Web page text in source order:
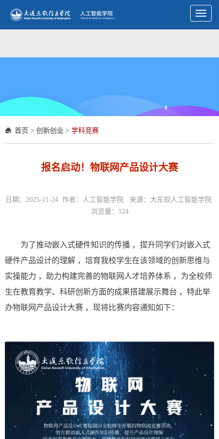
Toggle
首页 > 创新创业 > 学科竞赛
报名启动！物联网产品设计大赛
日期：2025-11-24 作者：人工智能学院 来源：大东软人工智能学院
浏览量： 124
为了推动嵌入式硬件知识的传播 ，提升同学们对嵌入式
硬件产品设计的理解 ，培育我校学生在该领域的创新思维与
实操能力 ，助力构建完善的物联网人才培养体系 ，为全校师
生在教育教学、科研创新方面的成果搭建展⽰舞台 ， 特此举
办物联网产品设计大赛 ，现将比赛内容通知如下：